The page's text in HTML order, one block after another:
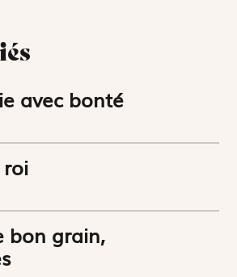
avec bonté
bon grain,